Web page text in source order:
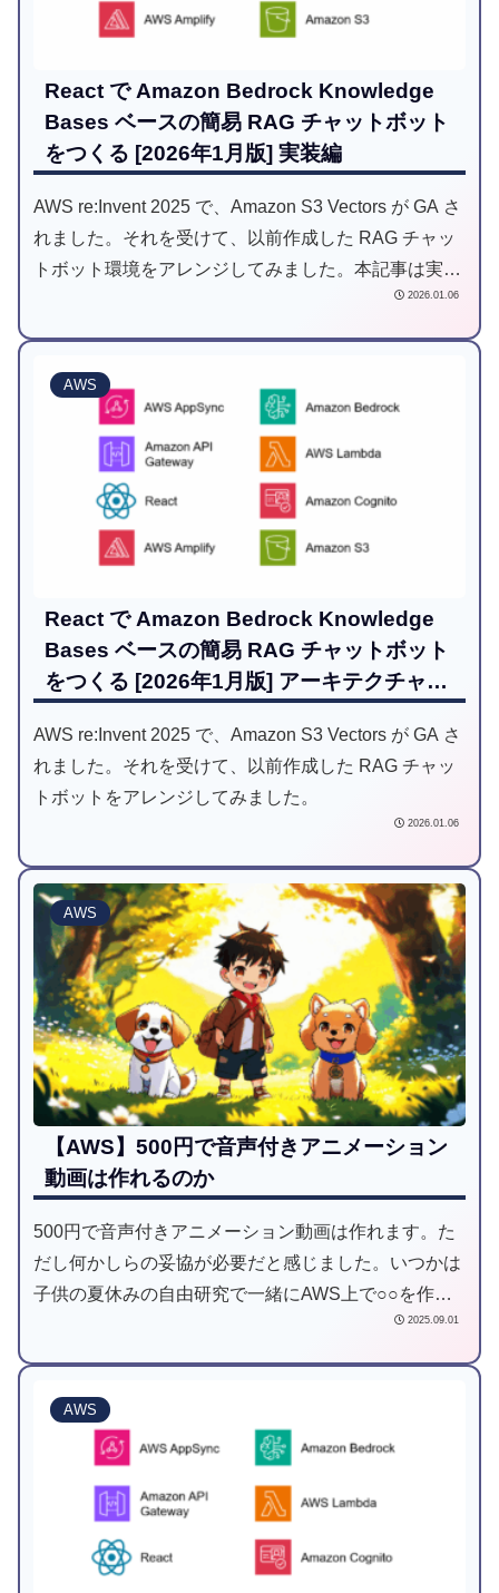
React で Amazon Bedrock Knowledge
Bases ベースの簡易 RAG チャットボット
をつくる [2026年1月版] 実装編
AWS re:Invent 2025 で、Amazon S3 Vectors が GA さ
れました。それを受けて、以前作成した RAG チャッ
トボット環境をアレンジしてみました。本記事は実装
2026.01.06
AWS
React で Amazon Bedrock Knowledge
Bases ベースの簡易 RAG チャットボット
をつくる [2026年1月版] アーキテクチャ概
AWS re:Invent 2025 で、Amazon S3 Vectors が GA さ
れました。それを受けて、以前作成した RAG チャッ
トボットをアレンジしてみました。
2026.01.06
AWS
【AWS】500円で音声付きアニメーション
動画は作れるのか
500円で音声付きアニメーション動画は作れます。た
だし何かしらの妥協が必要だと感じました。いつかは
子供の夏休みの自由研究で一緒にAWS上で○○を作っ
2025.09.01
AWS